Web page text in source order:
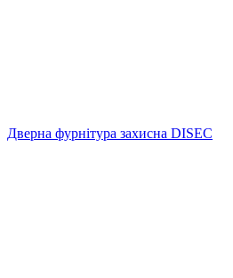
Дверна фурнітура захисна DISEC